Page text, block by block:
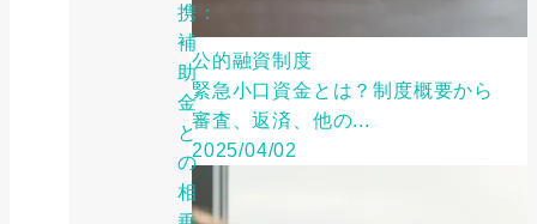
携：
補
助
金
と
の
相
公的融資制度
緊急小口資金とは？制度概要から
審査、返済、他の...
2025/04/02